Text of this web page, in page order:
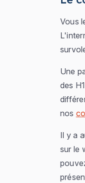
Vous
Une
des
nos
Il y a
sur le